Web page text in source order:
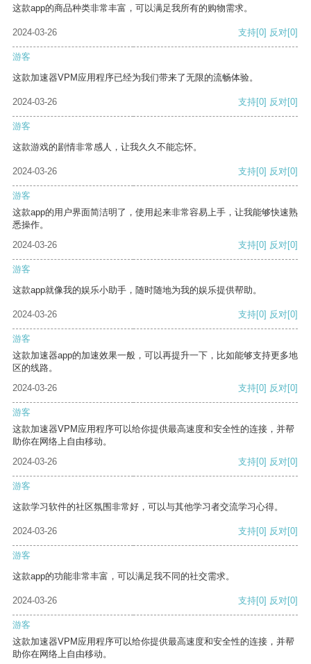
这款app的商品种类非常丰富，可以满足我所有的购物需求。
2024-03-26 支持[0] 反对[0]
游客
这款加速器VPM应用程序已经为我们带来了无限的流畅体验。
2024-03-26 支持[0] 反对[0]
游客
这款游戏的剧情非常感人，让我久久不能忘怀。
2024-03-26 支持[0] 反对[0]
游客
这款app的用户界面简洁明了，使用起来非常容易上手，让我能够快速熟
悉操作。
2024-03-26
支持[0] 反对[0]
游客
这款app就像我的娱乐小助手，随时随地为我的娱乐提供帮助。
2024-03-26 支持[0] 反对[0]
游客
这款加速器app的加速效果一般，可以再提升一下，比如能够支持更多地
区的线路。
2024-03-26
支持[0] 反对[0]
游客
这款加速器VPM应用程序可以给你提供最高速度和安全性的连接，并帮
助你在网络上自由移动。
2024-03-26
支持[0] 反对[0]
游客
这款学习软件的社区氛围非常好，可以与其他学习者交流学习心得。
2024-03-26 支持[0] 反对[0]
游客
这款app的功能非常丰富，可以满足我不同的社交需求。
2024-03-26 支持[0] 反对[0]
游客
这款加速器VPM应用程序可以给你提供最高速度和安全性的连接，并帮
助你在网络上自由移动。